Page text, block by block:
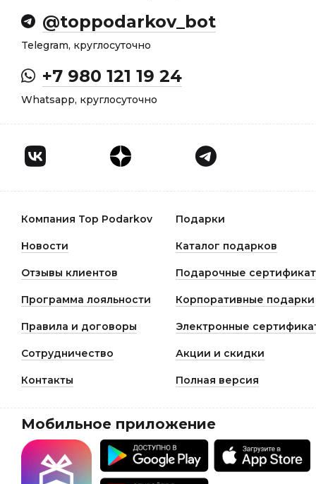
@toppodarkov_bot
Telegram, круглосуточно
+7 980 121 19 24
Whatsapp, круглосуточно
Компания Top Podarkov Подарки
Новости Каталог подарков
Отзывы клиентов Подарочные
Программа лояльности Корпоративные подарки
Правила и договоры Электронные
Сотрудничество Акции и скидки
Контакты Полная версия
Мобильное приложение